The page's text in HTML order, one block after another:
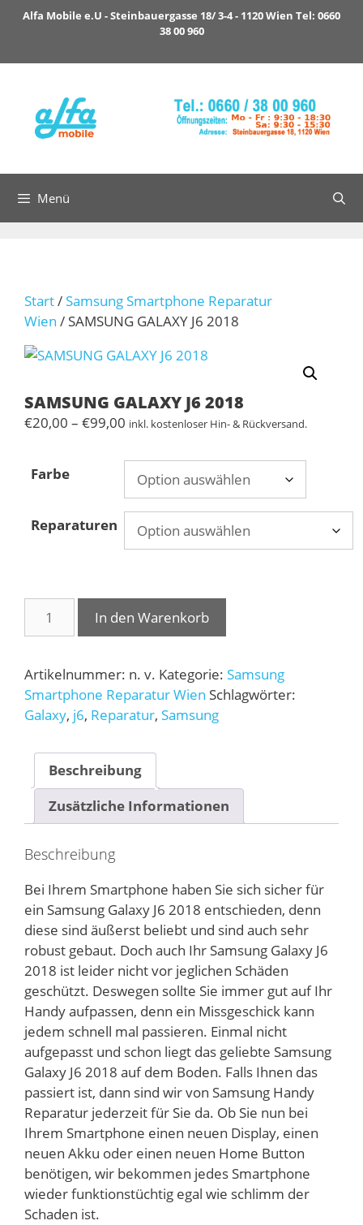
ZumAlfa Mobile e.U - Steinbauergasse 18/ 3-4 - 1120 Wien Tel: 0660
38 00 960
Menü
Start/Samsung Smartphone Reparatur
Wien / SAMSUNG GALAXY J6 2018
SAMSUNG GALAXY J6 2018
€20,00 – €99,00 Preisspanne:
bis
€99,00
inkl. kostenloser Hin- & Rückversand.
Farbe
Reparaturen
GALAXY
2018
Menge
In den Warenkorb
Artikelnummer: n. v. Kategorie: Samsung
Smartphone Reparatur Wien Schlagwörter:
Galaxy, j6, Reparatur, Samsung
Beschreibung
Zusätzliche Informationen
Beschreibung
Bei Ihrem Smartphone haben Sie sich sicher für
ein Samsung Galaxy J6 2018 entschieden, denn
diese sind äußerst beliebt und sind auch sehr
robust gebaut. Doch auch Ihr Samsung Galaxy J6
2018 ist leider nicht vor jeglichen Schäden
geschützt. Deswegen sollte Sie immer gut auf Ihr
Handy aufpassen, denn ein Missgeschick kann
jedem schnell mal passieren. Einmal nicht
aufgepasst und schon liegt das geliebte Samsung
Galaxy J6 2018 auf dem Boden. Falls Ihnen das
passiert ist, dann sind wir von Samsung Handy
Reparatur jederzeit für Sie da. Ob Sie nun bei
Ihrem Smartphone einen neuen Display, einen
neuen Akku oder einen neuen Home Button
benötigen, wir bekommen jedes Smartphone
wieder funktionstüchtig egal wie schlimm der
Schaden ist.